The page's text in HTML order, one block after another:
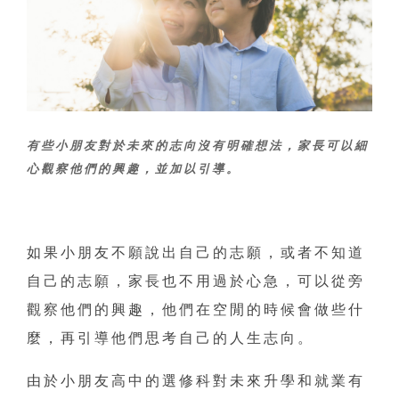
有些小朋友對於未來的志向沒有明確想法，家長可以細
心觀察他們的興趣，並加以引導。
如果小朋友不願說出自己的志願，或者不知道
自己的志願，家長也不用過於心急，可以從旁
觀察他們的興趣，他們在空閒的時候會做些什
麼，再引導他們思考自己的人生志向。
由於小朋友高中的選修科對未來升學和就業有